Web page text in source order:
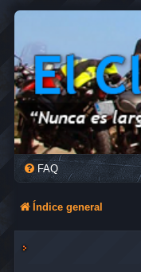
FAQ
Índice general